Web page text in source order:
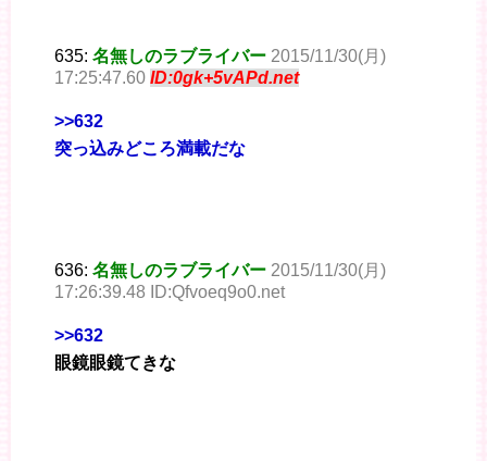
635: 名無しのラブライバー 2015/11/30(月)
17:25:47.60 ID:0gk+5vAPd.net
>>632
突っ込みどころ満載だな
636: 名無しのラブライバー 2015/11/30(月)
17:26:39.48 ID:Qfvoeq9o0.net
>>632
眼鏡眼鏡てきな